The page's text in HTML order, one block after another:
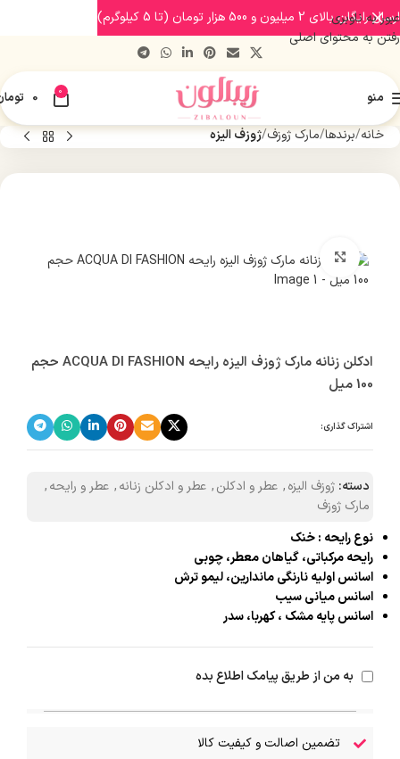
عبور به ناوبری
رفتن به محتوای اصلی
منو 0
0
خانه برندها مارک ژوزف ژوزف الیزه
بزرگنمایی تصویر
ادکلن زنانه مارک ژوزف الیزه رایحه ACQUA DI FASHION حجم
100 میل
اشتراک گذاری:
دسته: ژوزف الیزه, عطر و ادکلن, عطر و ادکلن زنانه, عطر و رایحه,
مارک ژوزف
نوع رایحه : خنک
رایحه مرکباتی، گیاهان معطر، چوبی
اسانس اولیه نارنگی ماندارین، لیمو ترش
اسانس میانی سیب
اسانس پایه مشک ، کهربا، سدر
به من از طریق پیامک اطلاع بده
تضمین اصالت و کیفیت کالا
ارسال رایگان بالای 2 میلیون و 500 هزار تومان (تا 5 کیلوگرم)